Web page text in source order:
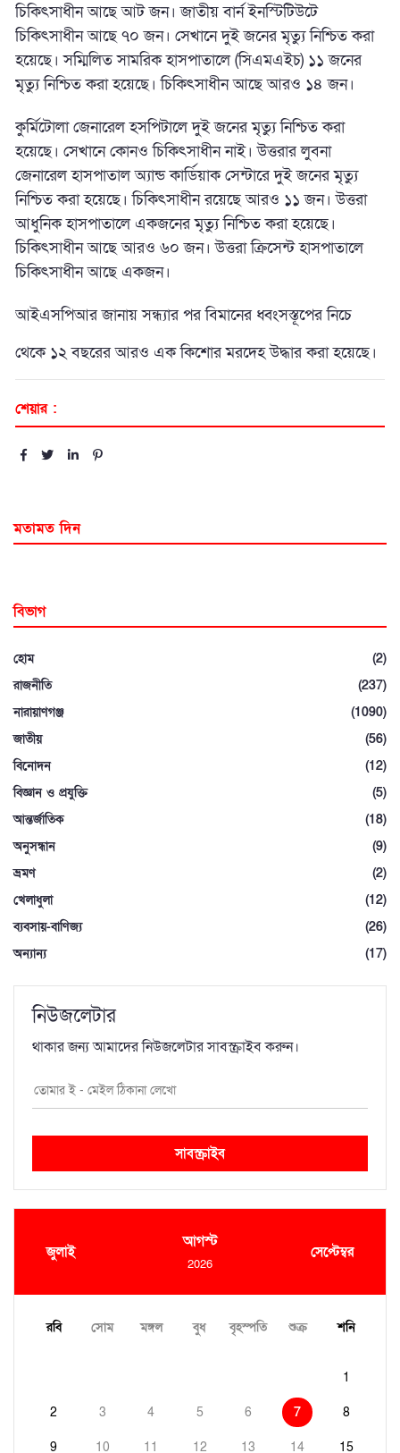
চিকিৎসাধীন আছে আট জন। জাতীয় বার্ন ইনস্টিটিউটে
চিকিৎসাধীন আছে ৭০ জন। সেখানে দুই জনের মৃত্যু নিশ্চিত করা
হয়েছে। সম্মিলিত সামরিক হাসপাতালে (সিএমএইচ) ১১ জনের
মৃত্যু নিশ্চিত করা হয়েছে। চিকিৎসাধীন আছে আরও ১৪ জন।
কুর্মিটোলা জেনারেল হসপিটালে দুই জনের মৃত্যু নিশ্চিত করা
হয়েছে। সেখানে কোনও চিকিৎসাধীন নাই। উত্তরার লুবনা
জেনারেল হাসপাতাল অ্যান্ড কার্ডিয়াক সেন্টারে দুই জনের মৃত্যু
নিশ্চিত করা হয়েছে। চিকিৎসাধীন রয়েছে আরও ১১ জন। উত্তরা
আধুনিক হাসপাতালে একজনের মৃত্যু নিশ্চিত করা হয়েছে।
চিকিৎসাধীন আছে আরও ৬০ জন। উত্তরা ক্রিসেন্ট হাসপাতালে
চিকিৎসাধীন আছে একজন।
আইএসপিআর জানায় সন্ধ্যার পর বিমানের ধ্বংসস্তূপের নিচে
থেকে ১২ বছরের আরও এক কিশোর মরদেহ উদ্ধার করা হয়েছে।
শেয়ার :
মতামত দিন
বিভাগ
হোম
(2)
রাজনীতি
(237)
নারায়াণগঞ্জ
(1090)
জাতীয়
(56)
বিনোদন
(12)
বিজ্ঞান ও প্রযুক্তি
(5)
আন্তর্জাতিক
(18)
অনুসন্ধান
(9)
ভ্রমণ
(2)
খেলাধুলা
(12)
ব্যবসায়-বাণিজ্য
(26)
অন্যান্য
(17)
নিউজলেটার
থাকার জন্য আমাদের নিউজলেটার সাবস্ক্রাইব করুন।
সাবস্ক্রাইব
জুলাই
আগস্ট
2026
সেপ্টেম্বর
রবি সোম মঙ্গল বুধ বৃহস্পতি শুক্র শনি
1
2 3 4 5 6 7 8
9 10 11 12 13 14 15